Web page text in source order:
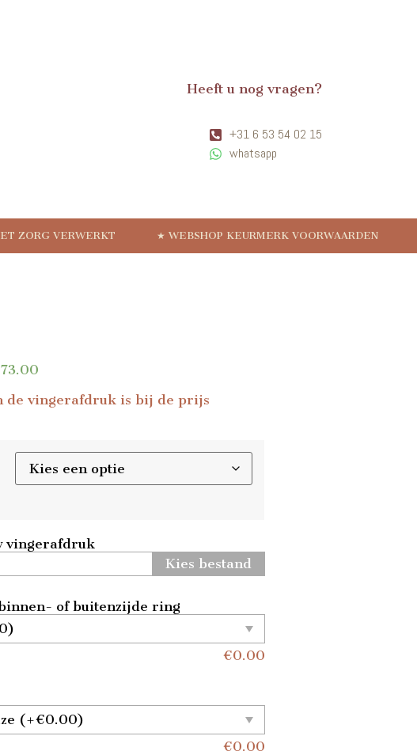
Heeft u nog vragen?
+31 6 53 54 02 15
whatsapp
ZORG VERWERKT ★ WEBSHOP KEURMERK VOORWAARDEN
de vingerafdruk is bij de prijs
vingerafdruk
Kies bestand
of buitenzijde ring
€0.00
€0.00